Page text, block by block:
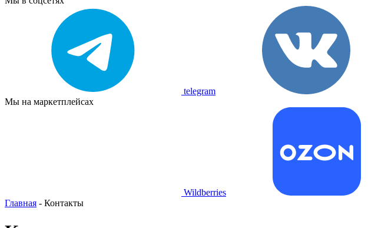
telegram
Мы на маркетплейсах
Wildberries
Главная - Контакты